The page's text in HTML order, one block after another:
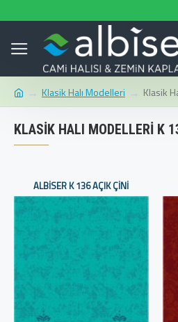
Klasik Halı Modelleri Klasik
KLASIK HALI MODELLERI K
ALBISER K 136 AÇIK ÇINI